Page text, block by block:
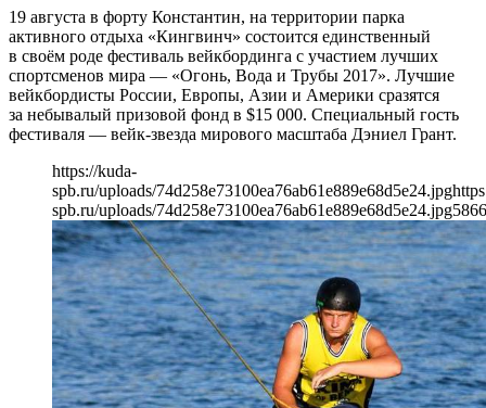
19 августа в форту Константин, на территории парка
активного отдыха «Кингвинч» состоится единственный
в своём роде фестиваль вейкбординга с участием лучших
спортсменов мира — «Огонь, Вода и Трубы 2017». Лучшие
вейкбордисты России, Европы, Азии и Америки сразятся
за небывалый призовой фонд в $15 000. Специальный гость
фестиваля — вейк-звезда мирового масштаба Дэниел Грант.
https://kuda-
spb.ru/uploads/74d258e73100ea76ab61e889e68d5e24.jpg
spb.ru/uploads/74d258e73100ea76ab61e889e68d5e24.jpg586